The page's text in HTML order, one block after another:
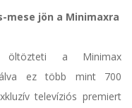
mese jön a Minimaxra
öltözteti a Minimax
ez több mint 700
televíziós premiert